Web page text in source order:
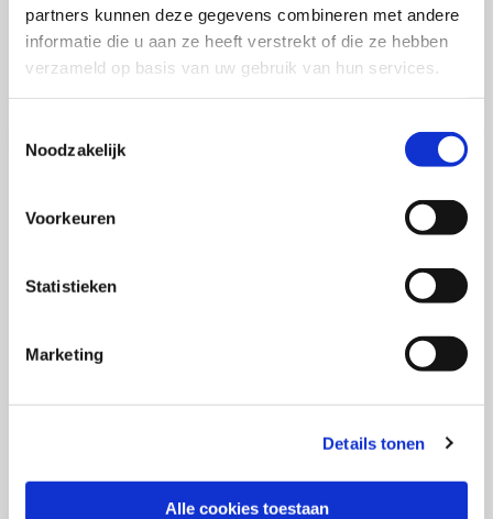
partners kunnen deze gegevens combineren met andere
informatie die u aan ze heeft verstrekt of die ze hebben
verzameld op basis van uw gebruik van hun services.
Noodzakelijk
Voorkeuren
Statistieken
Marketing
Details tonen
Alle cookies toestaan
Klantinzicht
Merkoriëntatie als
succesrecept
over merken, marketing en